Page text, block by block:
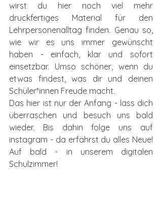
wirst du hier noch viel mehr
druckfertiges Material für den
Lehrpersonenalltag finden. Genau so,
wie wir es uns immer gewünscht
haben - einfach, klar und sofort
einsetzbar. Umso schöner, wenn du
etwas findest, was dir und deinen
Schüler*innen Freude macht.
Das hier ist nur der Anfang - lass dich
überraschen und besuch uns bald
wieder. Bis dahin folge uns auf
instagram - da erfährst du alles Neue!
Auf bald - in unserem digitalen
Schulzimmer!